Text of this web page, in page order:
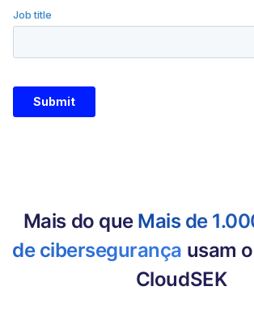
Mais do que Mais de
de cibersegurança usam
CloudSEK